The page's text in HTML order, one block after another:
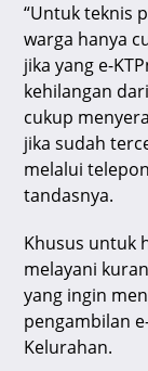
“Untuk teknis
warga hanya
jika yang e-
kehilangan
cukup
jika sudah
melalui
tandasnya.
Khusus untuk
melayani
yang ingin
pengambilan
Kelurahan.